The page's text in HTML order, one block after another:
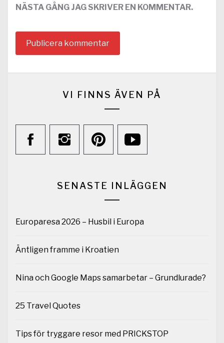
NÄSTA GÅNG JAG SKRIVER EN KOMMENTAR.
VI FINNS ÄVEN PÅ
SENASTE INLÄGGEN
Europaresa 2026 – Husbil i Europa
Äntligen framme i Kroatien
Nina och Google Maps samarbetar – Grundlurade?
25 Travel Quotes
Tips för tryggare resor med PRICKSTOP